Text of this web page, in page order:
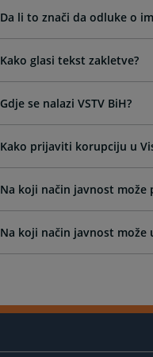
Da li to znači da odluke o
Kako glasi tekst zakletve?
Gdje se nalazi VSTV BiH?
Kako prijaviti korupciju u
Na koji način javnost može
Na koji način javnost može